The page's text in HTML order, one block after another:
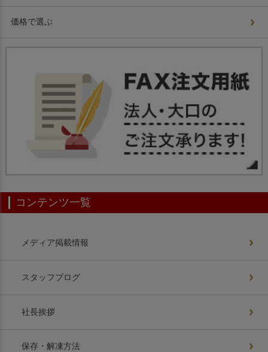
価格で選ぶ
コンテンツ一覧
メディア掲載情報
スタッフブログ
社長挨拶
保存・解凍方法